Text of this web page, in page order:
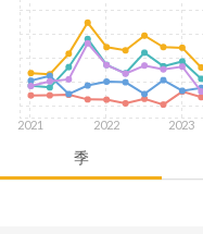
季
2021 2022 2023